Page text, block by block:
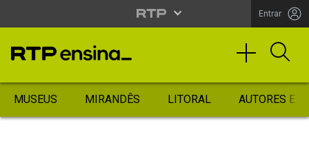
Entrar
MUSEUS MIRANDÊS LITORAL AUTORES